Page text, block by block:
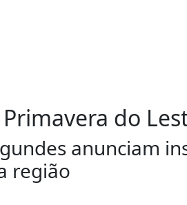
do
anunciam
região